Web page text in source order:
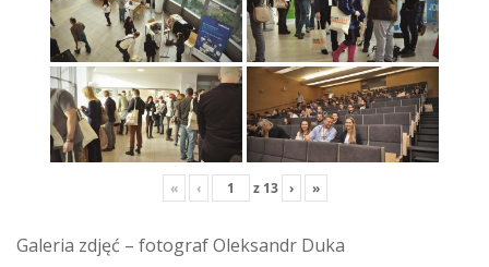
« ‹ z 13 › »
Galeria zdjęć – fotograf Oleksandr Duka